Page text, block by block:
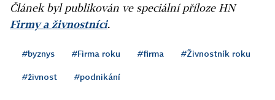
Článek byl publikován ve speciální příloze HN
Firmy a živnostníci.
#byznys #Firma roku #firma #Živnostník roku
#živnost #podnikání